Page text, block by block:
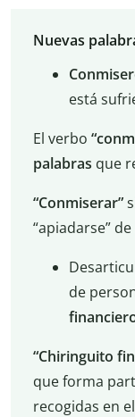
Nuevas
está
El verbo
palabras que
“Conmiserar”
“apiadarse”
de
“Chiringuito
que forma
recogidas en el